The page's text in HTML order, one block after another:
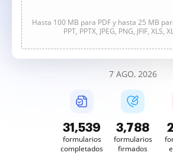
Hasta 100 MB para PDF y hasta 25 MB
PPT, PPTX, JPEG, PNG, JFIF, XLS,
7 AGO, 2026
31,541
formularios
completados
3,788
formularios
firmados